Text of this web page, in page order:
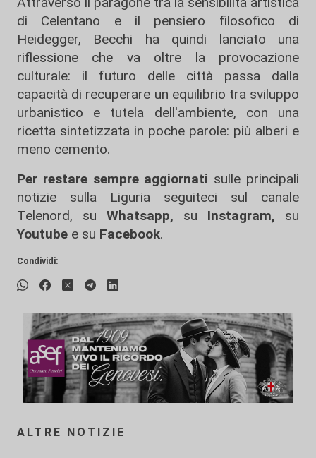
di Celentano e il pensiero filosofico di
Heidegger, Becchi ha quindi lanciato una
riflessione che va oltre la provocazione
culturale: il futuro delle città passa dalla
capacità di recuperare un equilibrio tra sviluppo
urbanistico e tutela dell'ambiente, con una
ricetta sintetizzata in poche parole: più alberi e
meno cemento.
Per restare sempre aggiornati sulle principali
notizie sulla Liguria seguiteci sul canale
Telenord, su
Whatsapp, su Instagram, su
Youtube e su Facebook.
Condividi:
ALTRE NOTIZIE